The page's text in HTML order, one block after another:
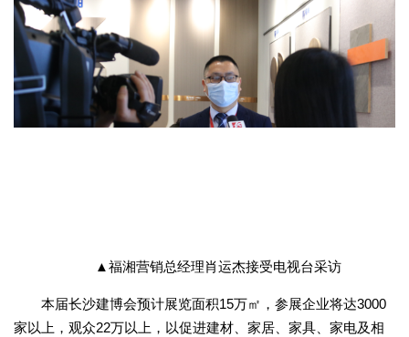
▲福湘营销总经理肖运杰接受电视台采访
本届长沙建博会预计展览面积15万㎡，参展企业将达3000
家以上，观众22万以上，以促进建材、家居、家具、家电及相